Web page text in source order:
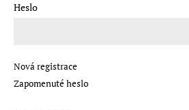
Heslo
Nová registrace
Zapomenuté heslo